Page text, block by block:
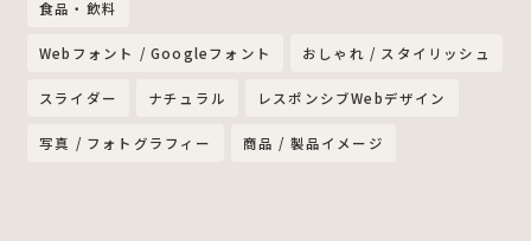
食品・飲料
Webフォント / Googleフォント おしゃれ / スタイリッシュ
スライダー ナチュラル レスポンシブWebデザイン
写真 / フォトグラフィー 商品 / 製品イメージ